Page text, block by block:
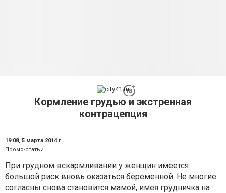
Кормление грудью и экстренная
контрацепция
19:08, 5 марта 2014 г.
Промо-статьи
При грудном вскармливании у женщин имеется
большой риск вновь оказаться беременной. Не многие
согласны снова становится мамой, имея грудничка на